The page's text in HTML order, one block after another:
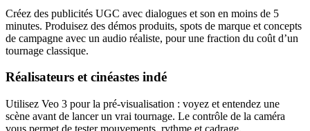
Créez des publicités UGC avec dialogues et son en moins de 5
minutes. Produisez des démos produits, spots de marque et concepts
de campagne avec un audio réaliste, pour une fraction du coût d’un
tournage classique.
Réalisateurs et cinéastes indé
Utilisez Veo 3 pour la pré‑visualisation : voyez et entendez une
scène avant de lancer un vrai tournage. Le contrôle de la caméra
vous permet de tester mouvements, rythme et cadrage.